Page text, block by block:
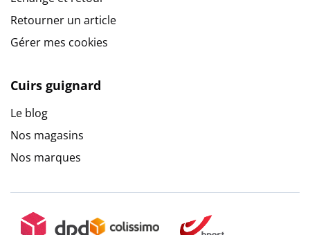
Retourner un article
Gérer mes cookies
Cuirs guignard
Le blog
Nos magasins
Nos marques